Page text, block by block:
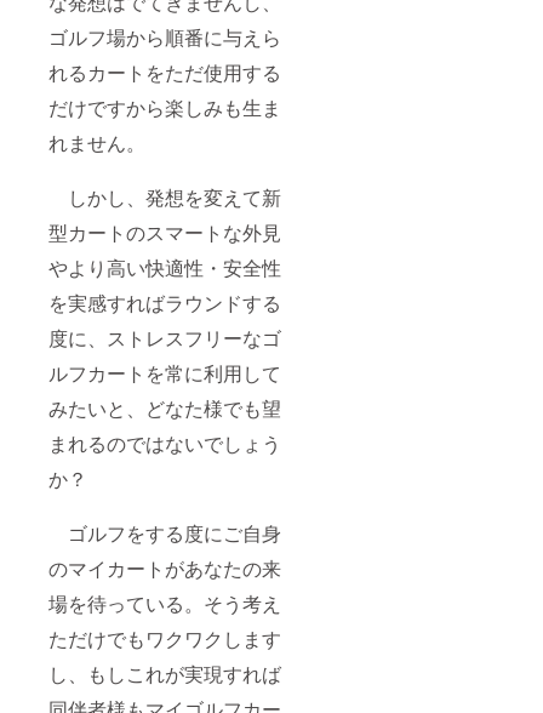
ゴルフ場から順番に与えら
れるカートをただ使用する
だけですから楽しみも生ま
れません。
しかし、発想を変えて新
型カートのスマートな外見
やより高い快適性・安全性
を実感すればラウンドする
度に、ストレスフリーなゴ
ルフカートを常に利用して
みたいと、どなた様でも望
まれるのではないでしょう
か？
ゴルフをする度にご自身
のマイカートがあなたの来
場を待っている。そう考え
ただけでもワクワクします
し、もしこれが実現すれば